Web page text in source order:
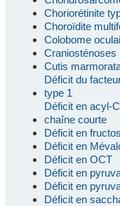
Choriorétinite
Choroïdite
Colobome
Craniosténoses
Cutis
Déficit du
type 1
Déficit en acyl-
chaîne courte
Déficit en
Déficit en
Déficit en OCT
Déficit en
Déficit en
Déficit en